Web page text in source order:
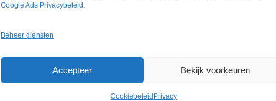
Google Ads Privacybeleid
Beheer diensten
Accepteer Bekijk voorkeuren
Cookiebeleid Privacy